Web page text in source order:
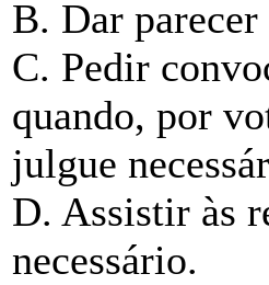
B. Dar
C. Pedir
quando, por
julgue
D. Assistir às
necessário.